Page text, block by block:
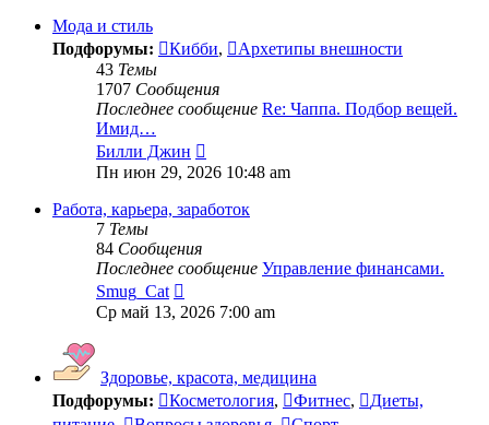
Мода и стиль
Подфорумы:
Кибби,
Архетипы внешности
43 Темы
1707 Сообщения
Последнее сообщение Re: Чаппа. Подбор вещей.
Имид…
Билли Джин
к
сообщению
Пн июн 29, 2026 10:48 am
Работа, карьера, заработок
7 Темы
84 Сообщения
Последнее сообщение Управление финансами.
Smug_Cat
к
Ср май 13, 2026 7:00 am
Здоровье, красота, медицина
Подфорумы:
Косметология, Фитнес,
Диеты,